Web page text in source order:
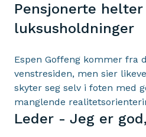
Pensjonerte helter
luksusholdninger
Espen Goffeng kommer fra
venstresiden, men sier
skyter seg selv i foten med
manglende
Leder - Jeg er